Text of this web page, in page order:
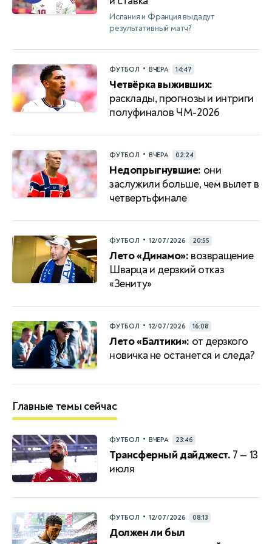
Испания и Франция выдадут
результативный матч?
ФУТБОЛ • ВЧЕРА 14:47
Четвёрка выживших:
расклады, прогнозы и интриги
полуфиналов ЧМ-2026
ФУТБОЛ • ВЧЕРА 02:24
Недопрыгнувшие: они
заслужили больше, чем вылет в
четвертьфинале
ФУТБОЛ • 12/07/2026 20:55
Лето «Динамо»: возвращение
Шварца и дерзкий отказ
«Зениту»
ФУТБОЛ • 12/07/2026 16:08
Лето «Балтики»: от дерзкого
новичка не останется и следа?
Главные темы сейчас
ФУТБОЛ • ВЧЕРА 23:46
Трансферный дайджест. 7 — 13
июля
ФУТБОЛ • 12/07/2026 08:13
Должен ли был